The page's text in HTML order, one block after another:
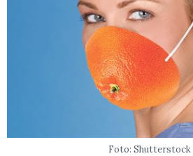
Foto: Shutterstock